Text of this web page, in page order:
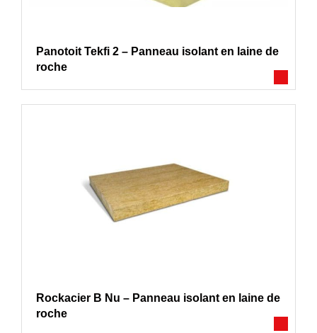
Panotoit Tekfi 2 – Panneau isolant en laine de
roche
Rockacier B Nu – Panneau isolant en laine de
roche